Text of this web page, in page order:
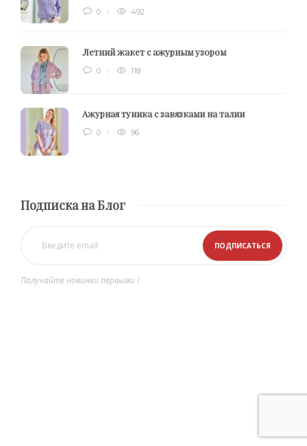
0 492
Летний жакет с ажурным узором
0 118
Ажурная туника с завязками на талии
0 96
Подписка на Блог
Получайте новинки первыми !